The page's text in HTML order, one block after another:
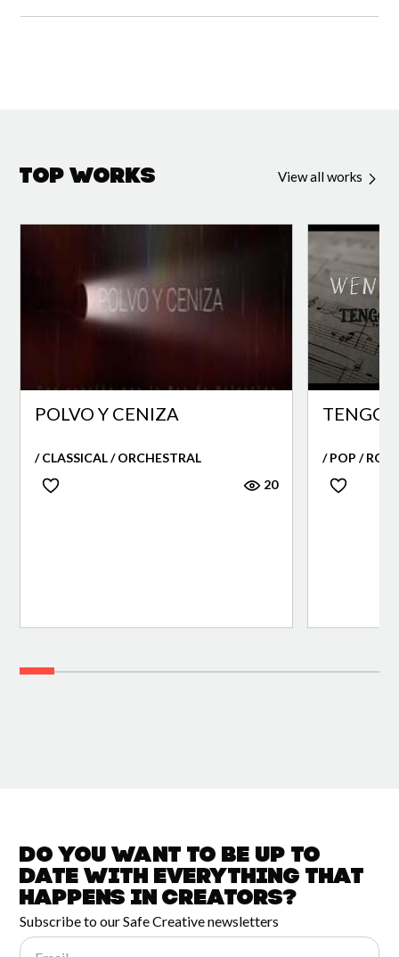
Top Works View all works
POLVO Y CENIZA
/ CLASSICAL / ORCHESTRAL
20
TENGO
/ POP /
Do you want to be up to
date witheverything that
happens inCreators?
Subscribe to our Safe Creative newsletters